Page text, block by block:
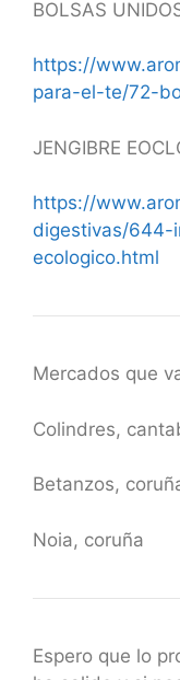
BOLSAS
https://
para-el-te/72-
JENGIBRE
https://
digestivas/644-
ecologico.html
Mercados que
Colindres,
Betanzos,
Noia, coruña
Espero que lo